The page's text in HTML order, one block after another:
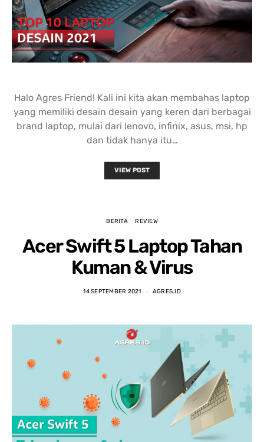
Halo Agres Friend! Kali ini kita akan membahas laptop
yang memiliki desain desain yang keren dari berbagai
brand laptop, mulai dari lenovo, infinix, asus, msi, hp
dan tidak hanya itu…
VIEW POST
BERITA REVIEW
Acer Swift 5 Laptop Tahan
Kuman & Virus
14 SEPTEMBER 2021 AGRES.ID